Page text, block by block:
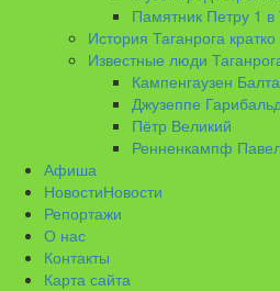
Памятник Петру 1 в
История Таганрога
Известные люди
Кампенгаузен
Джузеппе
Пётр Великий
Ренненкампф
Афиша
НовостиНовости
Репортажи
О нас
Контакты
Карта сайта